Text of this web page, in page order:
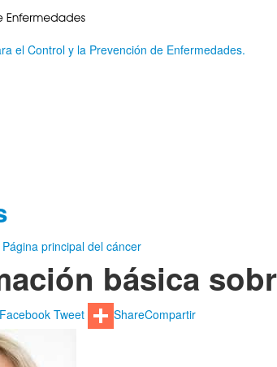
el Control y la Prevención de Enfermedades.
Página principal del cáncer
básica
Tweet ShareCompartir